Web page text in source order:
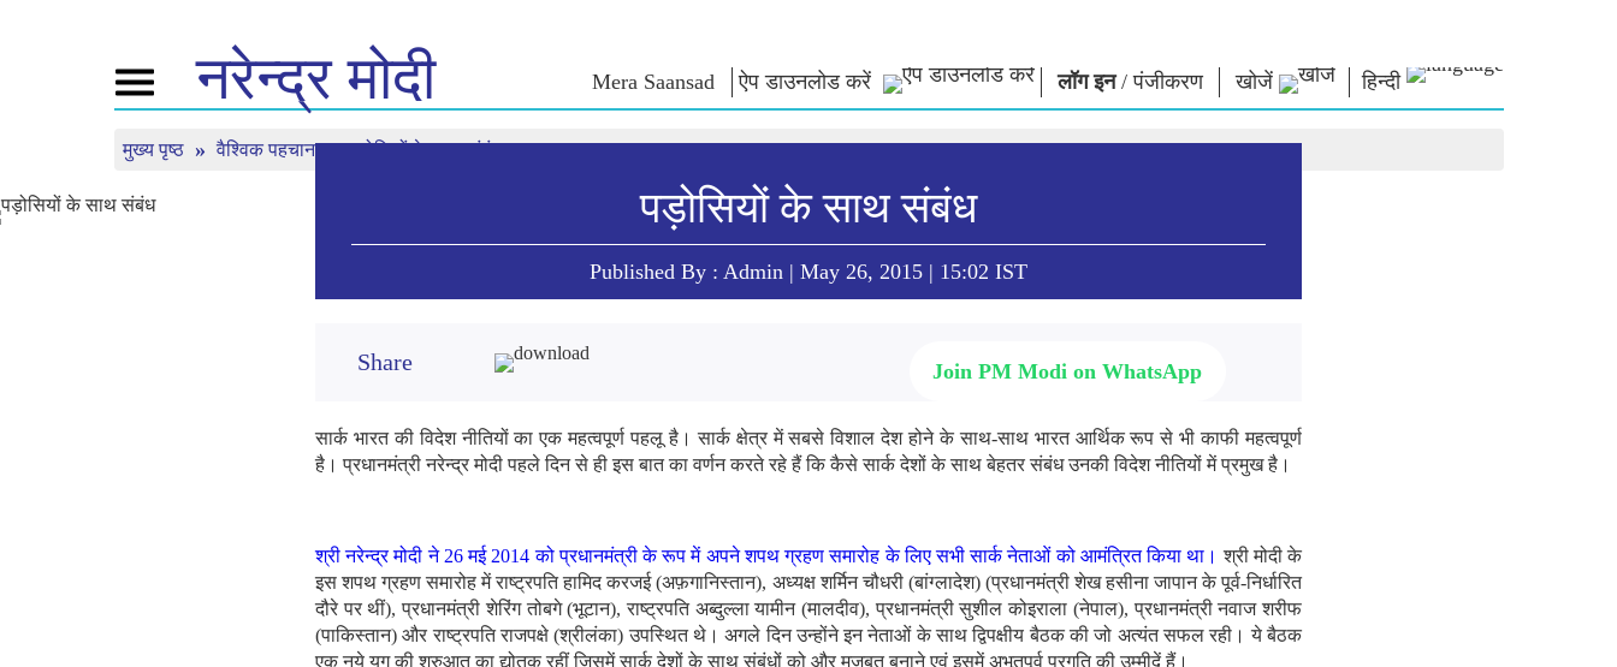
Toggle
navigationनरेन्द्रमोदी Mera Saansad ऐप डाउनलोड करें लॉग इन/पंजीकरण खोजें हिन्दी
नमो के बारे में
जीवनी
न्यूज़लेटर
शासन प्रतिमान
वैश्विक पहचान
इंफोग्राफिक्स
इनसाइट्स
नमो मर्चेंडाइज
सेलिब्रेटिंग मदरहुड
अंतर्राष्‍ट्रीय
काशी विकास यात्रा
भाषण
संबोधन का मूल पाठ
साक्षात्कार
कवि और लेखक
दिग्गज बोले
मुख्य पृष्ठ वैश्विक पहचान पड़ोसियों के साथ संबंध
पड़ोसियों के साथ संबंध
Published By : Admin | May 26, 2015 | 15:02 IST
Share Join PM Modi on WhatsApp
सार्क भारत की विदेश नीतियों का एक महत्वपूर्ण पहलू है। सार्क क्षेत्र में सबसे विशाल देश होने के साथ-साथ भारत आर्थिक रूप से भी काफी महत्वपूर्ण
है। प्रधानमंत्री नरेन्द्र मोदी पहले दिन से ही इस बात का वर्णन करते रहे हैं कि कैसे सार्क देशों के साथ बेहतर संबंध उनकी विदेश नीतियों में प्रमुख है।
श्री नरेन्द्र मोदी ने 26 मई 2014 को प्रधानमंत्री के रूप में अपने शपथ ग्रहण समारोह के लिए सभी सार्क नेताओं को आमंत्रित किया था। श्री मोदी के
इस शपथ ग्रहण समारोह में राष्ट्रपति हामिद करजई (अफ़गानिस्तान), अध्यक्ष शर्मिन चौधरी (बांग्लादेश) (प्रधानमंत्री शेख हसीना जापान के पूर्व-निर्धारित
दौरे पर थीं), प्रधानमंत्री शेरिंग तोबगे (भूटान), राष्ट्रपति अब्दुल्ला यामीन (मालदीव), प्रधानमंत्री सुशील कोइराला (नेपाल), प्रधानमंत्री नवाज शरीफ
(पाकिस्तान) और राष्ट्रपति राजपक्षे (श्रीलंका) उपस्थित थे। अगले दिन उन्होंने इन नेताओं के साथ द्विपक्षीय बैठक की जो अत्यंत सफल रही। ये बैठक
एक नये युग की शुरुआत का द्योतक रहीं जिसमें सार्क देशों के साथ संबंधों को और मजबूत बनाने एवं इसमें अभूतपूर्व प्रगति की उम्मीदें हैं।